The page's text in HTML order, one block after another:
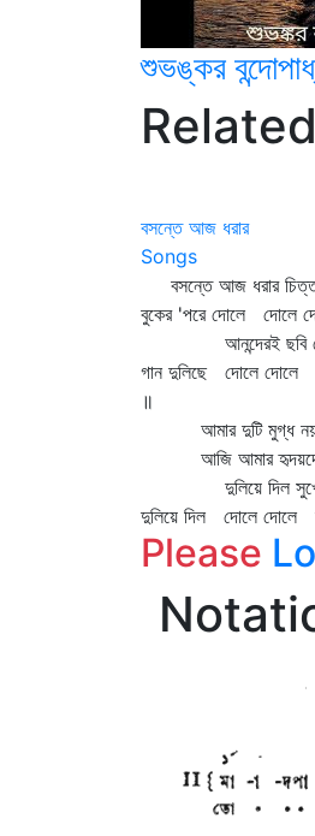
শুভঙ্কর
বসন্তে আজ ধরার
Songs
বসন্তে আজ ধরার
বুকের 'পরে দোলে দোলে
আনন্দেরই ছবি
গান দুলিছে দোলে দোলে
॥
আমার দুটি মুগ্ধ নয়ন
আজি আমার
দুলিয়ে দিল সুখের
দুলিয়ে দিল দোলে দোলে
Please